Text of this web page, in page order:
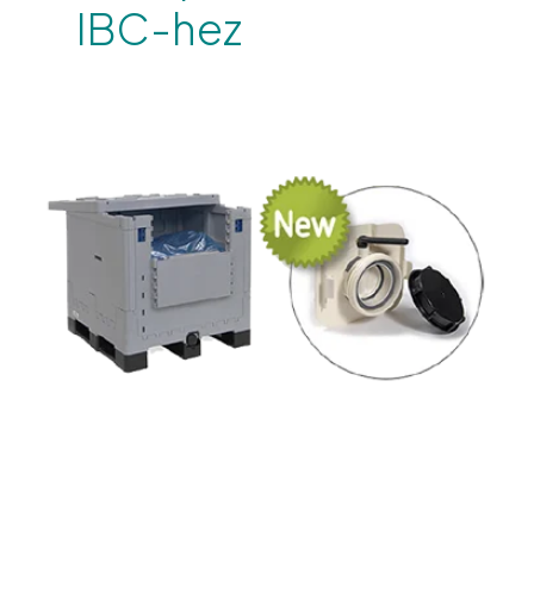
IBC-hez